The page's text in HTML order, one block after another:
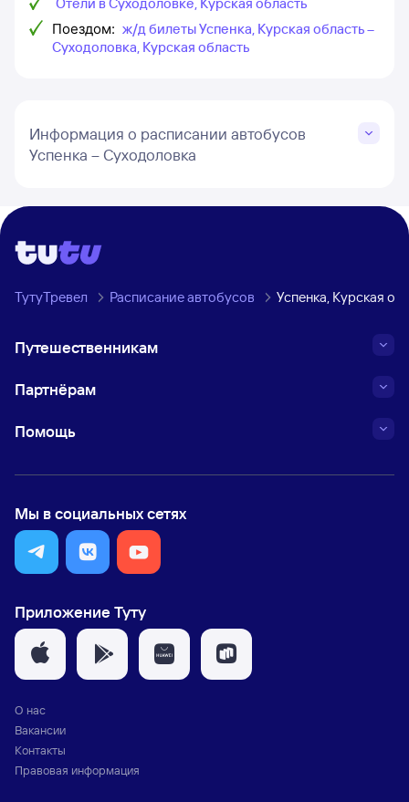
Поездом: ж/д билеты Успенка, Курская область –
Суходоловка, Курская область
Информация о расписании автобусов
Успенка – Суходоловка
ТутуТревел Расписание автобусов Успенка, Курская
Путешественникам
Партнёрам
Помощь
Мы в социальных сетях
Приложение Туту
О нас
Вакансии
Контакты
Правовая информация